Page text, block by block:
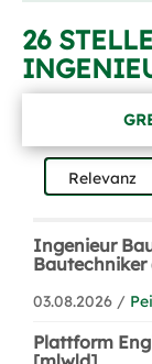
26
Ingenieur
03.08.2026 /
Plattform